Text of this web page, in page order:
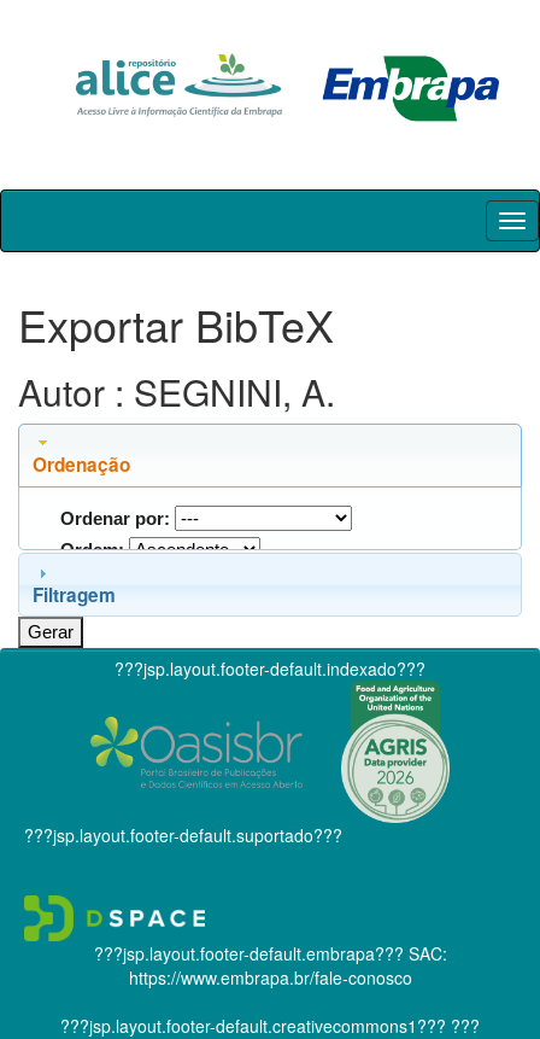
Skip
Exportar BibTeX
Autor : SEGNINI, A.
Ordenação
Ordenar por:
Ordem:
Filtragem
???jsp.layout.footer-default.indexado???
???jsp.layout.footer-default.suportado???
???jsp.layout.footer-default.embrapa??? SAC:
https://www.embrapa.br/fale-conosco
???jsp.layout.footer-default.creativecommons1??? ???